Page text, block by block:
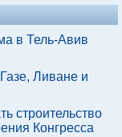
в Тель-Авив
Ливане и
строительство
Конгресса